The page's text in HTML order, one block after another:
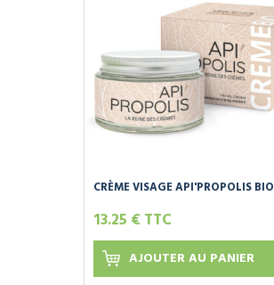
CRÈME VISAGE API'PROPOLIS BIO
13.25 € TTC
AJOUTER AU PANIER